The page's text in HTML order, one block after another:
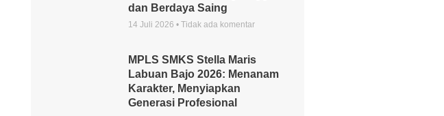
dan Berdaya Saing
14 Juli 2026 Tidak ada komentar
MPLS SMKS Stella Maris
Labuan Bajo 2026: Menanam
Karakter, Menyiapkan
Generasi Profesional